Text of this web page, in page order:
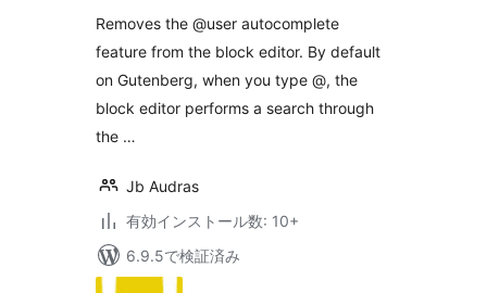
価
Removes the @user autocomplete
feature from the block editor. By default
on Gutenberg, when you type @, the
block editor performs a search through
the …
Jb Audras
有効インストール数: 10+
6.9.5で検証済み